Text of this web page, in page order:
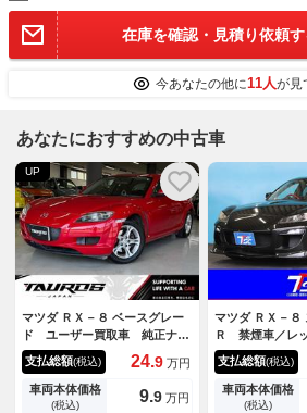
在庫を確認・見積り依頼す
今あなたの他に11人が見
あなたにおすすめの中古車
UP
マツダ ＲＸ－８ ベースグレー
ド ユーザー買取車 純正ナ
ビ 純正アルミホイール１６イ
ンチ キーレス マニュアル
モード パワーステアリング
パワーウィンドウ
支払総額(税込) 24.9 万円
車両本体価格
(税込) 9.9 万円
マツダ ＲＸ－８
Ｒ 禁煙車／レ
ポーツフルエア
ポイラー／オー
ー／純正アルミ
７インチナビ／
支払総額(税込)
車両本体価格
(税込)